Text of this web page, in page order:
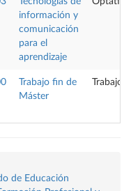
información y
comunicación
para el
aprendizaje
Trabajo fin de
Máster
Trabajo
de Educación